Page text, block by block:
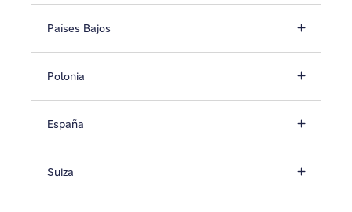
Países Bajos
Polonia
España
Suiza